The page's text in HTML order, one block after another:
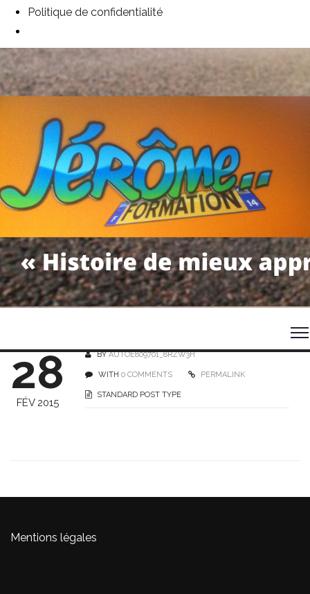
Politique de confidentialité
28
FÉV 2015
BYAUTOE809701_8RZW3H
WITH 0 COMMENTS PERMALINK
STANDARD POST TYPE
Mentions légales